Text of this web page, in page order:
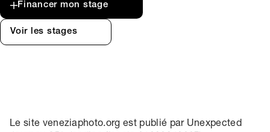
Financer mon stage
Voir les stages
Le site veneziaphoto.org est publié par Unexpected